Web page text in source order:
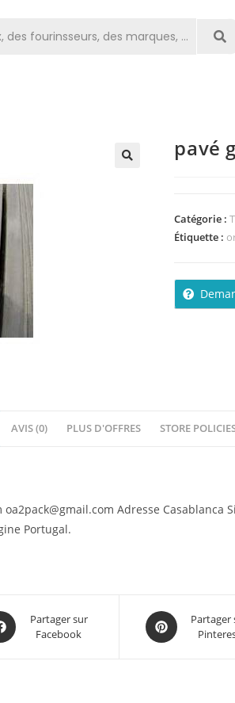
pavé
Catégorie :
Étiquette :
AVIS (0) PLUS D'OFFRES STORE
oa2pack@gmail.com Adresse Casablanca
Portugal.
Partager sur
Facebook
Partager